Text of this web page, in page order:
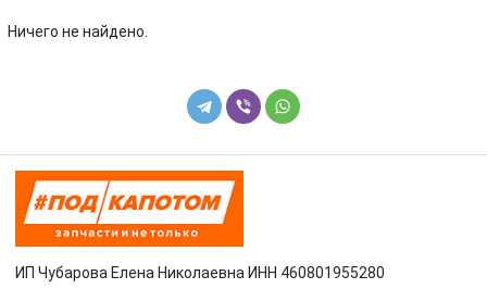
Ничего не найдено.
ИП Чубарова Елена Николаевна ИНН 460801955280